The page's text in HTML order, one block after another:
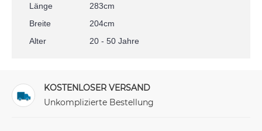
Länge
283cm
Breite
204cm
Alter
20 - 50 Jahre
KOSTENLOSER VERSAND
Unkomplizierte Bestellung